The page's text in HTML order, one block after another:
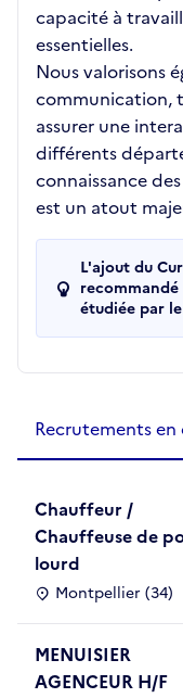
capacité à
essentielles.
Nous valorisons
communication,
assurer une
différents
connaissance
est un atout
L'ajout du
étudiée par
Recrutements
Chauffeur /
Chauffeuse de
lourd
Montpellier (34)
MENUISIER
AGENCEUR H/F